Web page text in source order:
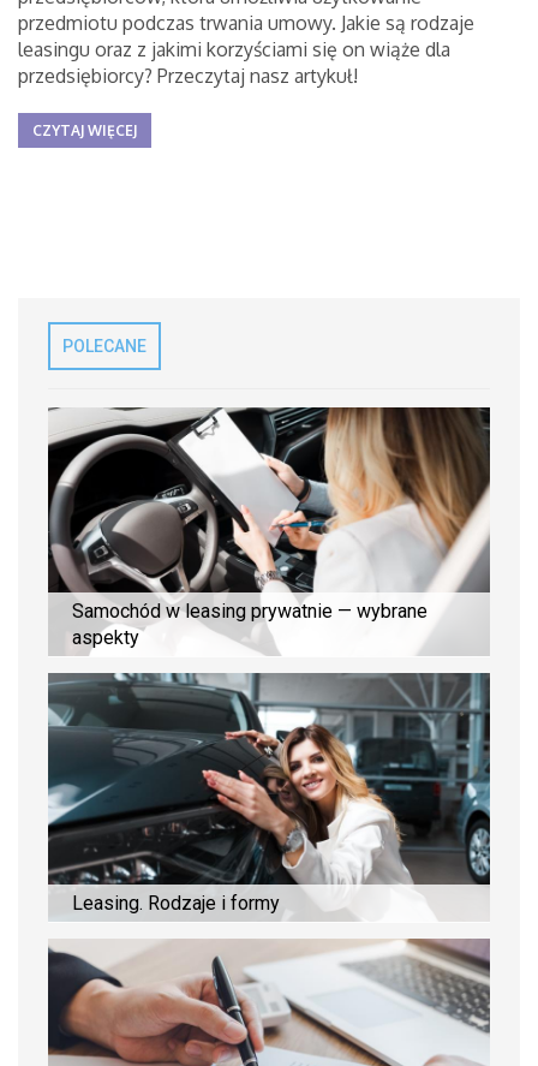
przedmiotu podczas trwania umowy. Jakie są rodzaje
leasingu oraz z jakimi korzyściami się on wiąże dla
przedsiębiorcy? Przeczytaj nasz artykuł!
CZYTAJ WIĘCEJ
POLECANE
Samochód w leasing prywatnie — wybrane
aspekty
Leasing. Rodzaje i formy